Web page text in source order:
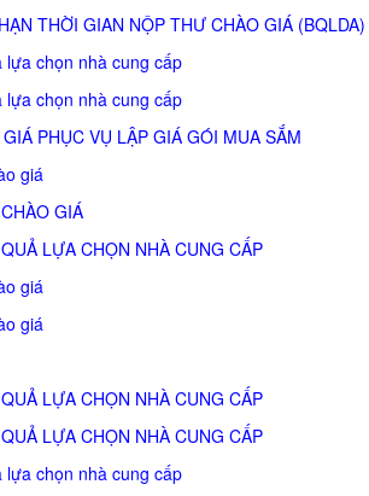
THỜI GIAN NỘP THƯ CHÀO GIÁ (BQLDA)
chọn nhà cung cấp
chọn nhà cung cấp
PHỤC VỤ LẬP GIÁ GÓI MUA SẮM
giá
GIÁ
LỰA CHỌN NHÀ CUNG CẤP
giá
giá
LỰA CHỌN NHÀ CUNG CẤP
LỰA CHỌN NHÀ CUNG CẤP
chọn nhà cung cấp